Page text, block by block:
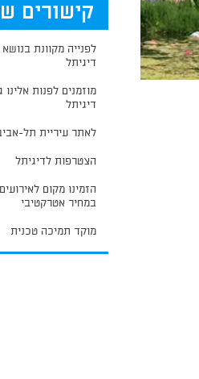
קישורים
לפנייה מקוונת
דיגיתל
מוזמנים לפנות
דיגיתל
לאתר עיריית תל-
הצטרפות לדיגיתל
הזמינו מקום
במחיר אטרקטיבי
מוקד תמיכה טכנית